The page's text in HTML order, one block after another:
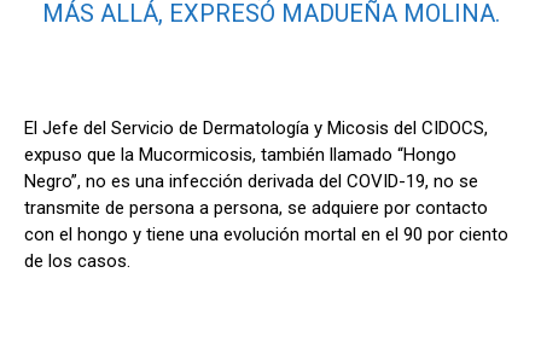
MÁS ALLÁ, EXPRESÓ MADUEÑA MOLINA.
El Jefe del Servicio de Dermatología y Micosis del CIDOCS,
expuso que la Mucormicosis, también llamado “Hongo
Negro”, no es una infección derivada del COVID-19, no se
transmite de persona a persona, se adquiere por contacto
con el hongo y tiene una evolución mortal en el 90 por ciento
de los casos.